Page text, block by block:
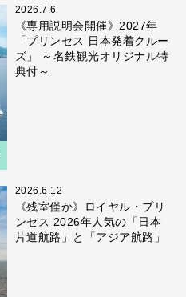
2026.7.6
《専用説明会開催》2027年
「プリンセス 日本発着クルー
ズ」 ～名鉄観光オリジナル特
典付～
2026.6.12
《残室僅か》ロイヤル・プリ
ンセス 2026年人気の「日本
片道航路」と「アジア航路」